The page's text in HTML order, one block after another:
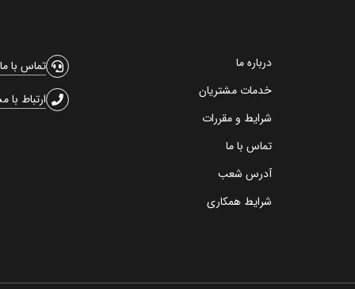
درباره ما
خدمات مشتریان
شرایط و مقررات
تماس با ما
آدرس شعب
شرایط همکاری
تماس با ما
ارتباط با